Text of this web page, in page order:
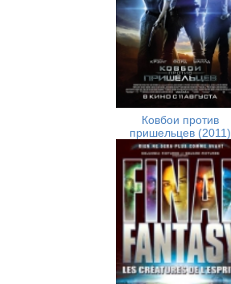
Ковбои против
пришельцев (2011)